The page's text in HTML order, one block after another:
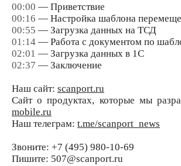
00:00 — Приветствие
00:16 — Настройка шаблона
00:55 — Загрузка данных на ТСД
01:14 — Работа с документом по
02:01 — Загрузка данных в 1С
02:37 — Заключение
Наш сайт: scanport.ru
Сайт о продуктах, которые мы
mobile.ru
Наш телеграм: t.me/scanport_news
Звоните: +7 (495) 980-10-69
Пишите: 507@scanport.ru